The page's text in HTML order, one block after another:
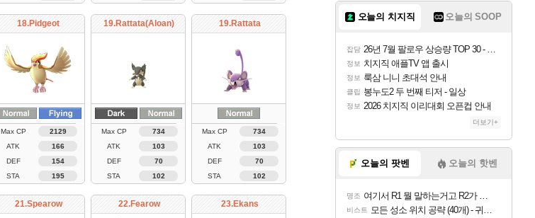
18.Pidgeot
Max CP
2129
ATK
166
DEF
154
STA
195
19.Rattata(Aloan)
Max CP
734
ATK
103
DEF
70
STA
102
19.Rattata
Max CP
734
ATK
103
DEF
70
STA
102
21.Spearow 22.Fearow 23.Ekans
오늘의 치지직 오늘의 SOOP
잡담 26년 7월 팔로우 상승량 TOP 30 - 월간 치지직
정보 치지직 애플TV 앱 출시
정보 룩삼 니니 초대석 안내
클립 봉누도2 두 번째 티저 - 일상
정보 2026 치지직 이리대회 오픈컵 안내
더보기+
오늘의 팟벤 오늘의 핫벤
명조 여기서 R1 뭘 말하는거고 R2가 뭘말하는걸까요?
비스트 모든 성소 위치 공략 (40개) - 귀환한 영혼 도전과제